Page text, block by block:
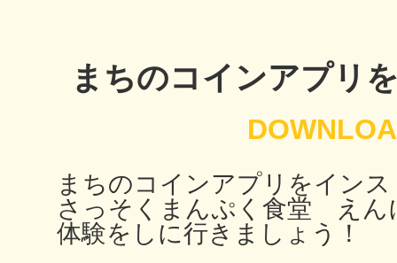
まちのコインアプリ
まちのコインアプリをイン
さっそくまんぷく食堂 えん
体験をしに行きましょう！
鴻巣
池袋